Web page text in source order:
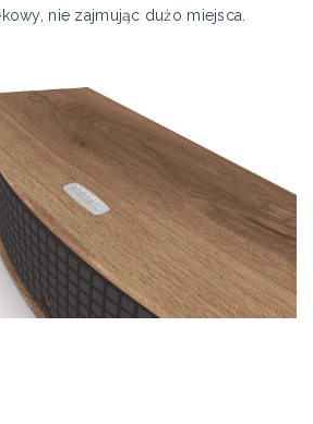
nie zajmując dużo miejsca.